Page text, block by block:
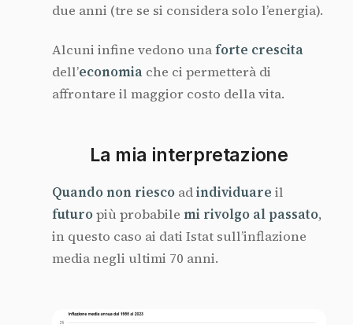
due anni (tre se si considera solo l’energia).
Alcuni infine vedono unaforte crescita
dell’economia che ci permetterà di
affrontare il maggior costo della vita.
La mia interpretazione
Quando non riesco adindividuare il
futuropiù probabile mi rivolgo al passato,
in questo caso ai dati Istat sull’inflazione
media negli ultimi 70 anni.